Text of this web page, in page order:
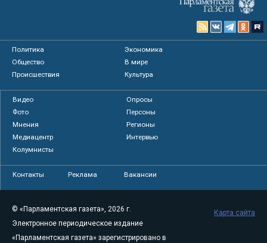
Политика
Экономика
Общество
В мире
Происшествия
Культура
Видео
Опросы
Фото
Персоны
Мнения
Регионы
Медиацентр
Интервью
Колумнисты
Контакты Реклама Вакансии
© «Парламентская газета», 2026 г.
Электронное периодическое издание
«Парламентская газета» зарегистрировано в
Карта сайта